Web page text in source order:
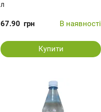
л
67.90 грн В наявності
Купити